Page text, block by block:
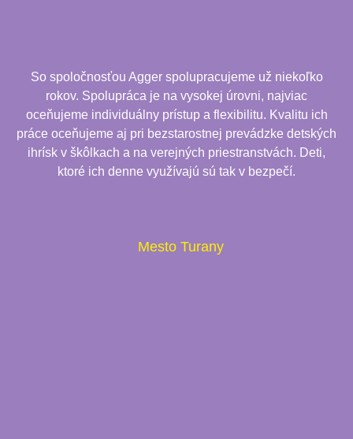
So spoločnosťou Agger spolupracujeme už niekoľko
rokov. Spolupráca je na vysokej úrovni, najviac
oceňujeme individuálny prístup a flexibilitu. Kvalitu ich
práce oceňujeme aj pri bezstarostnej prevádzke detských
ihrísk v škôlkach a na verejných priestranstvách. Deti,
ktoré ich denne využívajú sú tak v bezpečí.
Mesto Turany